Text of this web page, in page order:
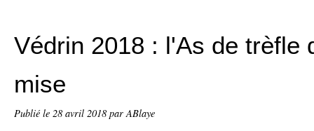
Védrin 2018 : l'As de trèfle
mise
Publié le 28 avril 2018 par ABlaye